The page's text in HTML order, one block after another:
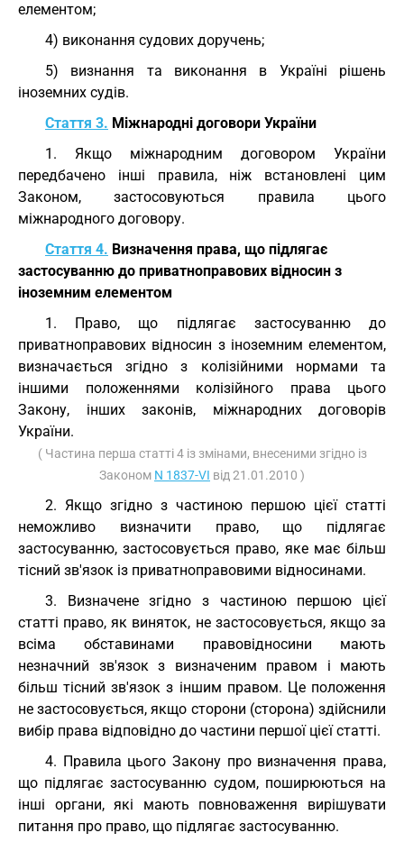
елементом;
4) виконання судових доручень;
5) визнання та виконання в Україні рішень
іноземних судів.
Стаття 3. Міжнародні договори України
1. Якщо міжнародним договором України
передбачено інші правила, ніж встановлені цим
Законом, застосовуються правила цього
міжнародного договору.
Стаття 4. Визначення права, що підлягає
застосуванню до приватноправових відносин з
іноземним елементом
1. Право, що підлягає застосуванню до
приватноправових відносин з іноземним елементом,
визначається згідно з колізійними нормами та
іншими положеннями колізійного права цього
Закону, інших законів, міжнародних договорів
України.
( Частина перша статті 4 із змінами, внесеними згідно із
Законом N 1837-VI від 21.01.2010 )
2. Якщо згідно з частиною першою цієї статті
неможливо визначити право, що підлягає
застосуванню, застосовується право, яке має більш
тісний зв'язок із приватноправовими відносинами.
3. Визначене згідно з частиною першою цієї
статті право, як виняток, не застосовується, якщо за
всіма обставинами правовідносини мають
незначний зв'язок з визначеним правом і мають
більш тісний зв'язок з іншим правом. Це положення
не застосовується, якщо сторони (сторона) здійснили
вибір права відповідно до частини першої цієї статті.
4. Правила цього Закону про визначення права,
що підлягає застосуванню судом, поширюються на
інші органи, які мають повноваження вирішувати
питання про право, що підлягає застосуванню.